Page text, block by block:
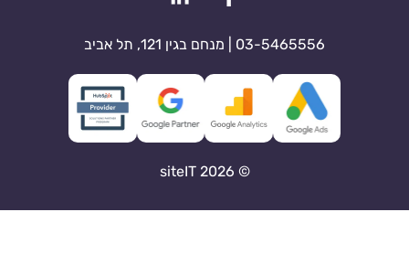
03-5465556 | מנחם בגין 121, תל אביב
© 2026 siteIT